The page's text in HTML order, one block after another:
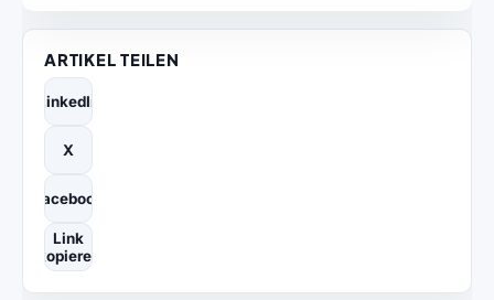
ARTIKEL TEILEN
LinkedIn
X
Facebook
Link
kopieren